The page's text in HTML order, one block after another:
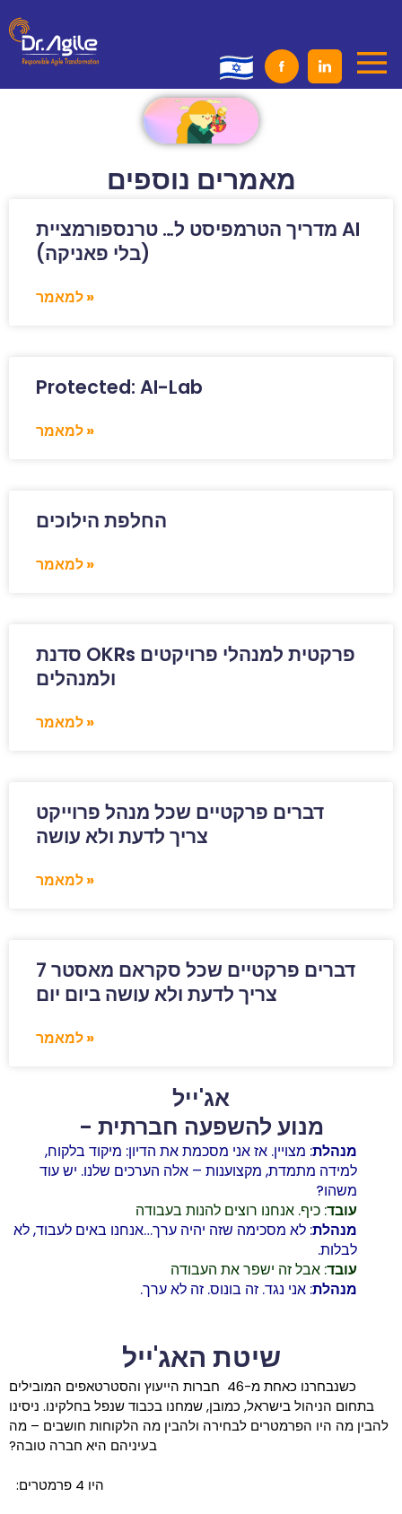
to
content
מאמרים נוספים
מדריך הטרמפיסט ל… טרנספורמציית AI
(בלי פאניקה)
למאמר »
Protected: AI-Lab
למאמר »
החלפת הילוכים
למאמר »
סדנת OKRs פרקטית למנהלי פרויקטים
ולמנהלים
למאמר »
דברים פרקטיים שכל מנהל פרוייקט
צריך לדעת ולא עושה
למאמר »
7 דברים פרקטיים שכל סקראם מאסטר
למאמר »
אג'ייל
- מנוע להשפעה חברתית
מנהלת: מצויין. אז אני מסכמת את הדיון: מיקוד בלקוח,
למידה מתמדת, מקצוענות – אלה הערכים שלנו. יש עוד
משהו?
עובד: כיף. אנחנו רוצים להנות בעבודה
מנהלת: לא מסכימה שזה יהיה ערך…אנחנו באים לעבוד, לא
לבלות.
עובד: אבל זה ישפר את העבודה
מנהלת: אני נגד. זה בונוס. זה לא ערך.
שיטת האג'ייל
כשנבחרנו כאחת מ-46 חברות הייעוץ והסטרטאפים המובילים
בתחום הניהול בישראל, כמובן, שמחנו בכבוד שנפל בחלקינו. ניסינו
להבין מה היו הפרמטרים לבחירה ולהבין מה הלקוחות חושבים – מה
בעיניהם היא חברה טובה?
היו 4 פרמטרים: